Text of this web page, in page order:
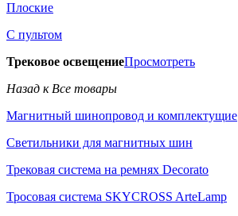
Плоские
С пультом
Трековое освещениеПросмотреть
Назад к Все товары
Магнитный шинопровод и комплектущие
Светильники для магнитных шин
Трековая система на ремнях Decorato
Тросовая система SKYCROSS ArteLamp